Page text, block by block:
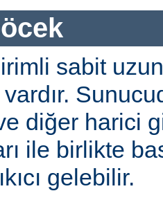
sabit
diğer harici
ile birlikte
gelebilir.